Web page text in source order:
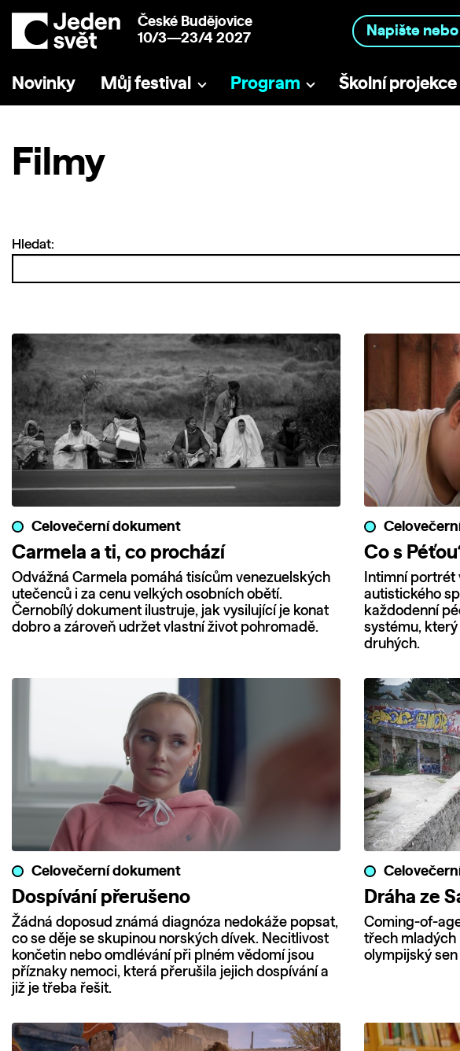
České Budějovice
10/3—23/4 2027
Novinky Můj festival Program Školní projekce
Filmy
Hledat:
Celovečerní dokument
Carmela a ti, co prochází
Odvážná Carmela pomáhá tisícům venezuelských
utečenců i za cenu velkých osobních obětí.
Černobílý dokument ilustruje, jak vysilující je konat
dobro a zároveň udržet vlastní život pohromadě.
Co s
Intimní portrét
autistického
každodenní
systému,
druhých.
Celovečerní dokument
Dospívání přerušeno
Žádná doposud známá diagnóza nedokáže popsat,
co se děje se skupinou norských dívek. Necitlivost
končetin nebo omdlévání při plném vědomí jsou
příznaky nemoci, která přerušila jejich dospívání a
již je třeba řešit.
Dráha ze
Coming-of-
třech mladých
olympijský